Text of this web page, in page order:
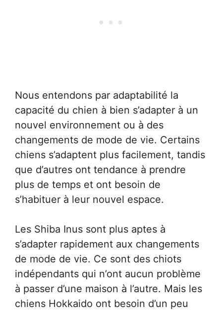
Nous entendons par adaptabilité la
capacité du chien à bien s’adapter à un
nouvel environnement ou à des
changements de mode de vie. Certains
chiens s’adaptent plus facilement, tandis
que d’autres ont tendance à prendre
plus de temps et ont besoin de
s’habituer à leur nouvel espace.
Les Shiba Inus sont plus aptes à
s’adapter rapidement aux changements
de mode de vie. Ce sont des chiots
indépendants qui n’ont aucun problème
à passer d’une maison à l’autre. Mais les
chiens Hokkaido ont besoin d’un peu